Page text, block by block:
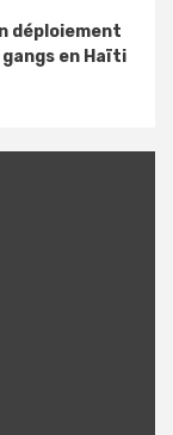
déploiement
en Haïti